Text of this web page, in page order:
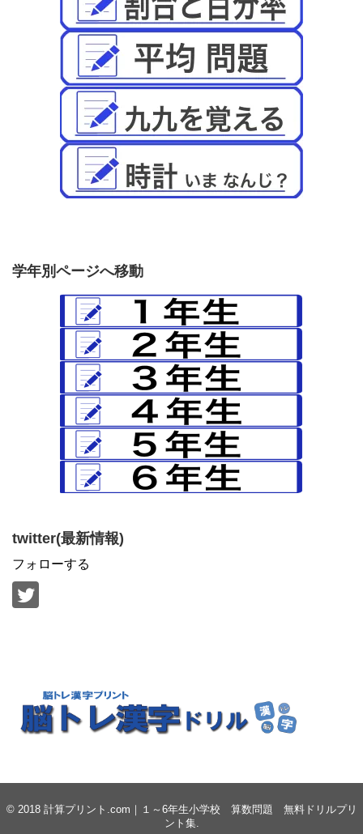
学年別ページへ移動
twitter(最新情報)
フォローする
© 2018 計算プリント.com｜１～6年生小学校 算数問題 無料ドリルプリ
ント集.